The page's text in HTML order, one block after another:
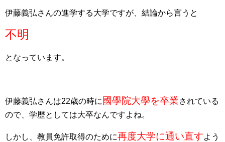
伊藤義弘さんの進学する大学ですが、結論から言うと
不明
となっています。
伊藤義弘さんは22歳の時に 國學院大學を卒業されている
ので、学歴としては大卒なんですよね。
しかし、教員免許取得のために再度大学に通い直すよう